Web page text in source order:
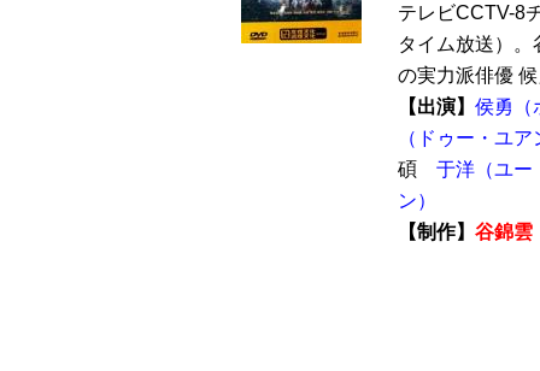
テレビCCTV-8
タイム放送）
の実力派俳優
【出演】 侯勇（
（ドゥー・ユア
碩 于洋（ユー
ン）
【制作】 谷錦雲